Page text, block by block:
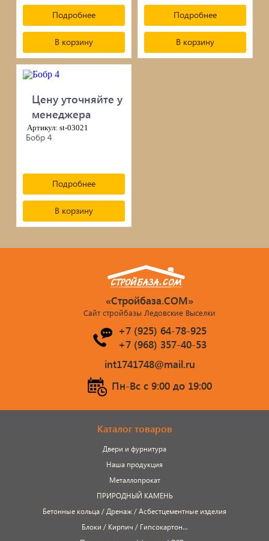
Печи для бани, отопления,
сопутствующие товары
Брусчатка/Тротуарная плитка
Облицовочная плитка
Мангалы
Септики ТОПАС
Подробнее
В корзину
Подробнее
В корзину
Цену уточняйте у
менеджера
Артикул: st-03021
Бобр 4
Подробнее
В корзину
«Стройбаза.COM»
Сайт стройбазы Ледовские Выселки
+7 (925) 64-78-925
+7 (968) 357-40-53
int1741748@mail.ru
Пн-Вс c 9:00 до 19:00
Каталог товаров
Двери и фурнитура
Наша продукция
Металлопрокат
ПРИРОДНЫЙ КАМЕНЬ
Бетонные кольца / Дренаж / Асбестцементные изделия
Блоки / Кирпич / Гипсокартон...